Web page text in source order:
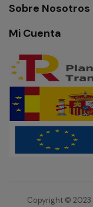
Sobre Nosotros
Mi Cuenta
Copyright © 2023